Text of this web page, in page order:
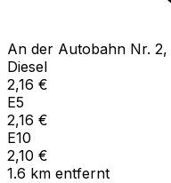
An der Autobahn Nr. 2,
Diesel
2,16 €
E5
2,16 €
E10
2,10 €
1.6 km entfernt